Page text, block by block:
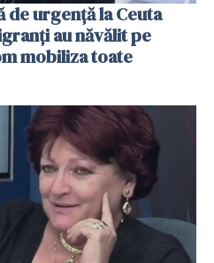
de urgență la Ceuta
au năvălit pe
mobiliza toate